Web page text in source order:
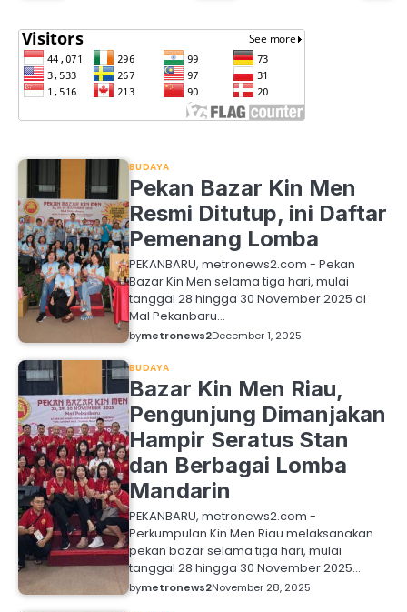
BUDAYA
Pekan Bazar Kin Men
Resmi Ditutup, ini Daftar
Pemenang Lomba
PEKANBARU, metronews2.com - Pekan
Bazar Kin Men selama tiga hari, mulai
tanggal 28 hingga 30 November 2025 di
Mal Pekanbaru…
bymetronews2December 1, 2025
BUDAYA
Bazar Kin Men Riau,
Pengunjung Dimanjakan
Hampir Seratus Stan
dan Berbagai Lomba
Mandarin
PEKANBARU, metronews2.com -
Perkumpulan Kin Men Riau melaksanakan
pekan bazar selama tiga hari, mulai
tanggal 28 hingga 30 November 2025…
bymetronews2November 28, 2025